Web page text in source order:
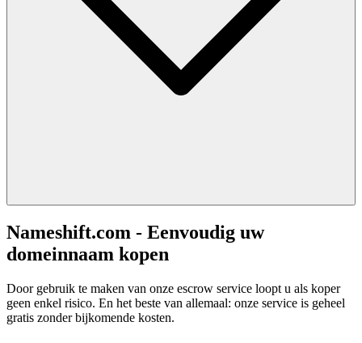
Nameshift.com - Eenvoudig uw
domeinnaam kopen
Door gebruik te maken van onze escrow service loopt u als koper
geen enkel risico. En het beste van allemaal: onze service is geheel
gratis zonder bijkomende kosten.